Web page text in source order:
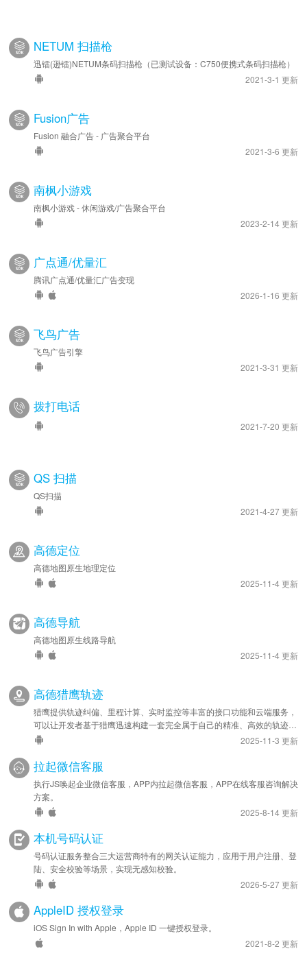
NETUM 扫描枪
迅镭(逊镭)NETUM条码扫描枪（已测试设备：C750便携式条码扫描枪）
2021-3-1 更新
Fusion广告
Fusion 融合广告 - 广告聚合平台
2021-3-6 更新
南枫小游戏
南枫小游戏 - 休闲游戏/广告聚合平台
2023-2-14 更新
广点通/优量汇
腾讯广点通/优量汇广告变现
2026-1-16 更新
飞鸟广告
飞鸟广告引擎
2021-3-31 更新
拨打电话
2021-7-20 更新
QS 扫描
QS扫描
2021-4-27 更新
高德定位
高德地图原生地理定位
2025-11-4 更新
高德导航
高德地图原生线路导航
2025-11-4 更新
高德猎鹰轨迹
猎鹰提供轨迹纠偏、里程计算、实时监控等丰富的接口功能和云端服务，
可以让开发者基于猎鹰迅速构建一套完全属于自己的精准、高效的轨迹管
理系统，应用于车队管理、人员管理等领域。
2025-11-3 更新
拉起微信客服
执行JS唤起企业微信客服，APP内拉起微信客服，APP在线客服咨询解决
方案。
2025-8-14 更新
本机号码认证
号码认证服务整合三大运营商特有的网关认证能力，应用于用户注册、登
陆、安全校验等场景，实现无感知校验。
2026-5-27 更新
AppleID 授权登录
iOS Sign In with Apple，Apple ID 一键授权登录。
2021-8-2 更新